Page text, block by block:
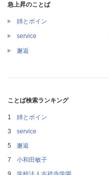
急上昇のことば
姉とボイン
service
邂逅
ことば検索ランキング
姉とボイン
service
邂逅
小和田敏子